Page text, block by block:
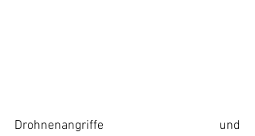
Drohnenangriffe und